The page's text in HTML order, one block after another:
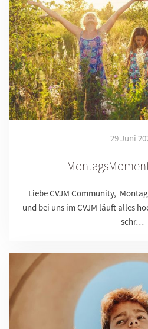
29 Juni
Liebe CVJM Community,
und bei uns im CVJM läuft alles
schr…